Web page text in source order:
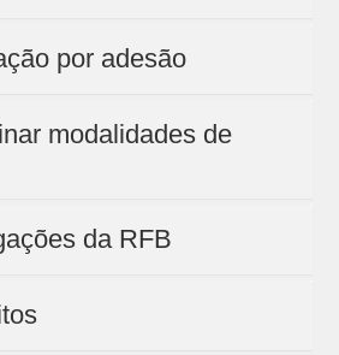
por adesão
modalidades de
da RFB